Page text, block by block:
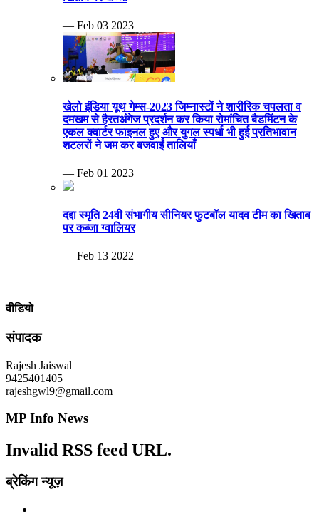
— Feb 01 2023
दद्दा स्मृति 24वी संभागीय सीनियर फुटबॉल यादव टीम का खिताब
पर कब्जा ग्वालियर
— Feb 13 2022
Rajesh Jaiswal
9425401405
Invalid RSS feed URL.
ब्रेकिंग न्यूज़
बेटी की शादी, चोर घर का ताला तोड़ 20 लाख समेट ले गए.ताऊ के घर
से भी बटोरा माल
—02/10/2022